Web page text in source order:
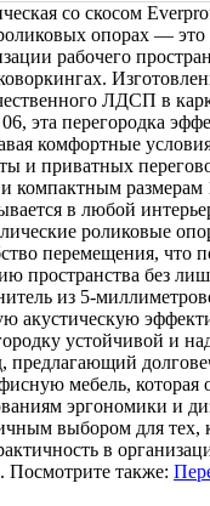
со скосом
опорах — это
рабочего
ЛДСП в
эта перегородка
комфортные
и приватных
компактным размерам
в любой
роликовые
перемещения, что
пространства без
из 5-
акустическую
устойчивой и
предлагающий
мебель, которая
эргономики и
выбором для тех,
в
Посмотрите также: